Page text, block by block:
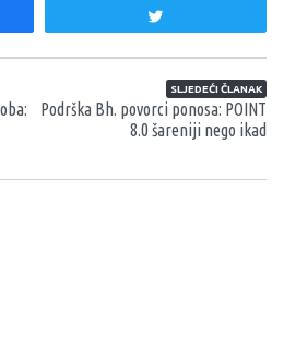
SLJEDEĆI ČLANAK
Podrška Bh. povorci ponosa: POINT
8.0 šareniji nego ikad